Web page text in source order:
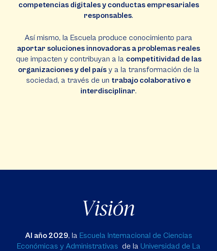
competencias digitales y conductas empresariales
responsables.
Así mismo, la Escuela produce conocimiento para
aportar soluciones innovadoras a problemas reales
que impacten y contribuyan a la competitividad de las
organizaciones y del paísy a la transformación de la
sociedad, a través de un trabajo colaborativo e
interdisciplinar.
Visión
Al año 2029, la Escuela Internacional de Ciencias
Económicas y Administrativas de la Universidad de La